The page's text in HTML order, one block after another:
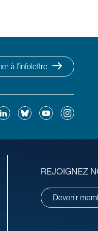
à l’infolettre
BlueskyYouTubeInstagram
REJOIGNEZ
Devenir